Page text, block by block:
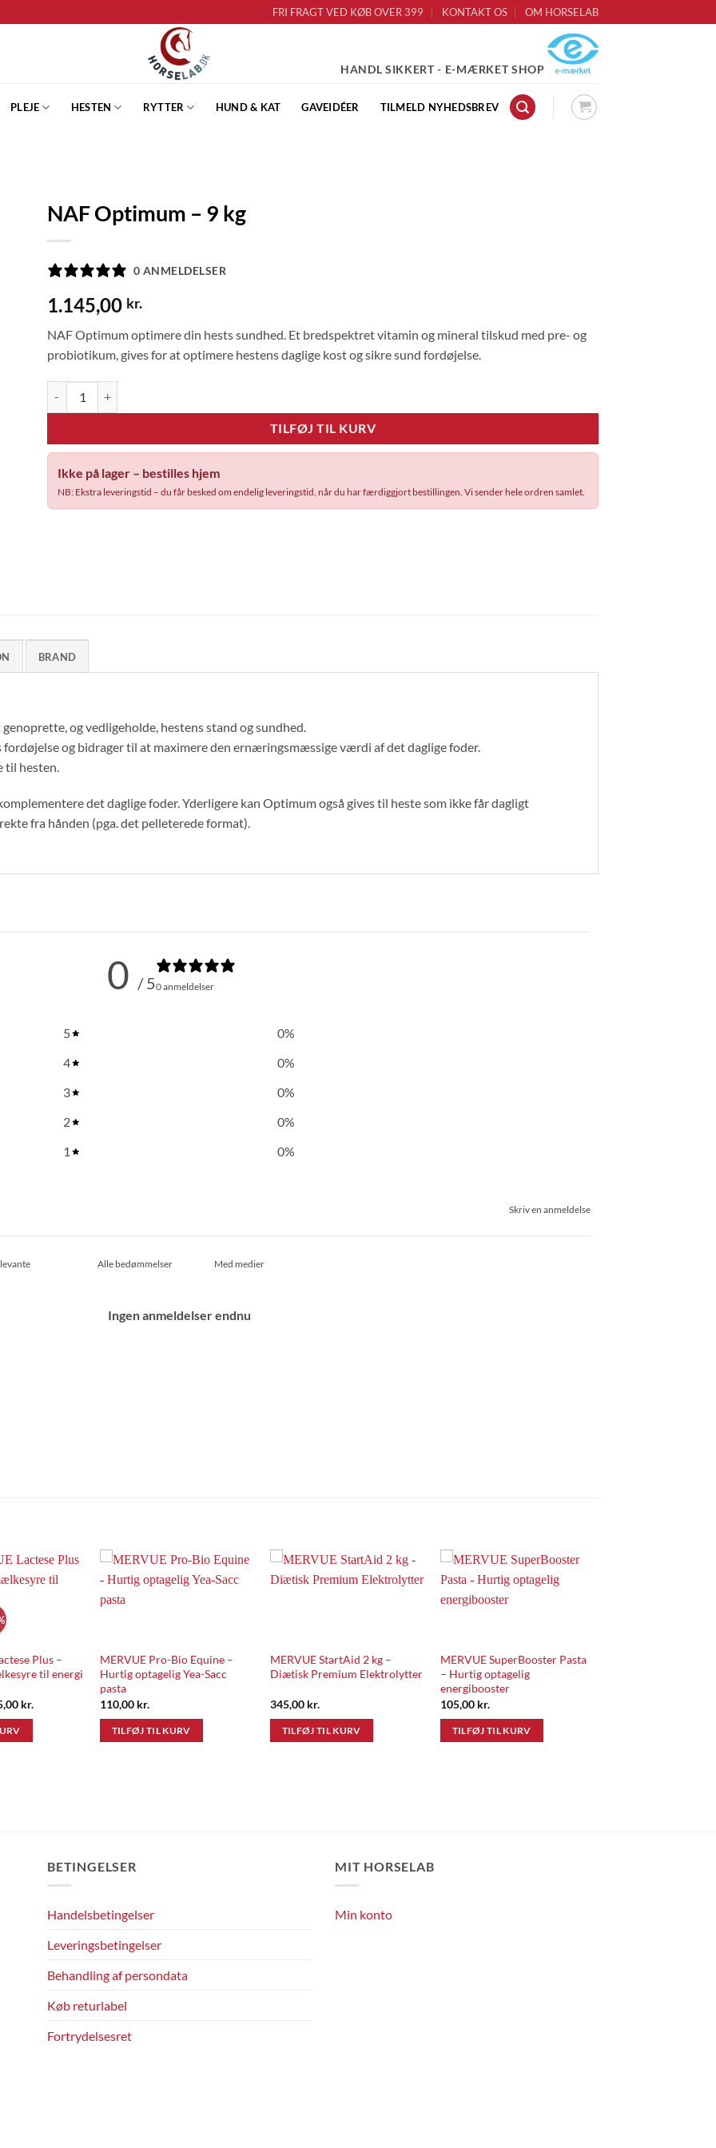
FRI FRAGT VED KØB OVER 399 KONTAKT OS OM HORSELAB
HANDL SIKKERT - E-MÆRKET SHOP
PLEJE HESTEN RYTTER HUND & KAT GAVEIDÉER TILMELD NYHEDSBREV
NAF Optimum – 9 kg
0 ANMELDELSER
1.145,00 kr.
NAF Optimum optimere din hests sundhed. Et bredspektret vitamin og mineral tilskud med pre- og
probiotikum, gives for at optimere hestens daglige kost og sikre sund fordøjelse.
TILFØJ TIL KURV
Ikke på lager – bestilles hjem
NB: Ekstra leveringstid – du får besked om endelig leveringstid, når du har færdiggjort bestillingen. Vi sender hele ordren samlet.
BRAND
og vedligeholde, hestens stand og sundhed.
og bidrager til at maximere den ernæringsmæssige værdi af det daglige foder.
hesten.
det daglige foder. Yderligere kan Optimum også gives til heste som ikke får dagligt
fra hånden (pga. det pelleterede format).
0 / 50 anmeldelser
5 0%
4
0%
3
0%
2
0%
1
0%
Skriv en anmeldelse
Med medier
Ingen anmeldelser endnu
Plus –
til energi
kr.
MERVUE Pro-Bio Equine –
Hurtig optagelig Yea-Sacc
pasta
110,00 kr.
TILFØJ TIL KURV
MERVUE StartAid 2 kg –
Diætisk Premium Elektrolytter
345,00 kr.
TILFØJ TIL KURV
MERVUE SuperBooster Pasta
– Hurtig optagelig
energibooster
105,00 kr.
TILFØJ TIL KURV
BETINGELSER
Handelsbetingelser
Leveringsbetingelser
Behandling af persondata
Køb returlabel
Fortrydelsesret
MIT HORSELAB
Min konto